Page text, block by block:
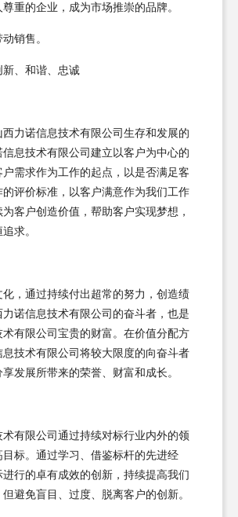
重的企业，成为市场推崇的品牌。
销售。
新、和谐、忠诚
力诺信息技术有限公司生存和发展的
息技术有限公司建立以客户为中心的
需求作为工作的起点，以是否满足客
的评价标准，以客户满意作为我们工作
客户创造价值，帮助客户实现梦想，
求。
，通过持续付出超常的努力，创造绩
诺信息技术有限公司的奋斗者，也是
术有限公司宝贵的财富。在价值分配方
技术有限公司将较大限度的向奋斗者
发展所带来的荣誉、财富和成长。
术有限公司通过持续对标行业内外的领
标。通过学习、借鉴标杆的先进经
行的卓有成效的创新，持续提高我们
避免盲目、过度、脱离客户的创新。